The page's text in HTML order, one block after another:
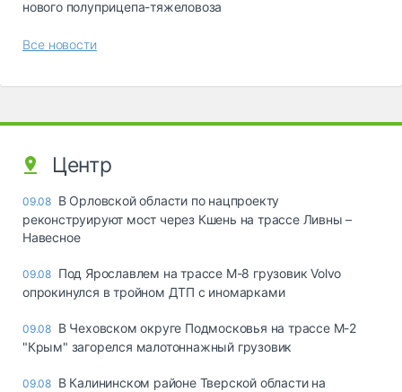
нового полуприцепа-тяжеловоза
Все новости
Центр
09.08 В Орловской области по нацпроекту
реконструируют мост через Кшень на трассе Ливны –
Навесное
09.08 Под Ярославлем на трассе М-8 грузовик Volvo
опрокинулся в тройном ДТП с иномарками
09.08 В Чеховском округе Подмосковья на трассе М-2
"Крым" загорелся малотоннажный грузовик
09.08 В Калининском районе Тверской области на